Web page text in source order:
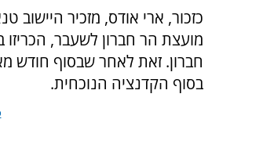
כזכור, ארי אודס, מזכיר
מועצת הר חברון לשעבר,
חברון. זאת לאחר שבסוף חודש
בסוף הקדנציה הנוכחית.